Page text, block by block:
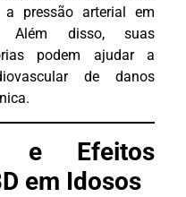
a pressão arterial em
Além disso, suas
podem ajudar a
de danos
e Efeitos
em Idosos